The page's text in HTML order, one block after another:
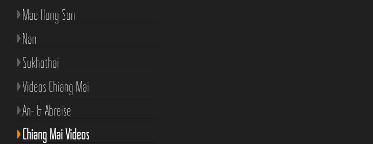
Mae Hong Son
Nan
Sukhothai
Videos Chiang Mai
An- & Abreise
Chiang Mai Videos